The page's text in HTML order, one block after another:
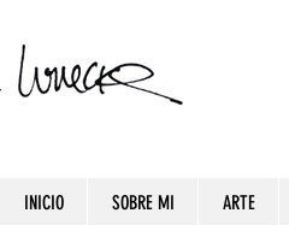
INICIO SOBRE MI ARTE